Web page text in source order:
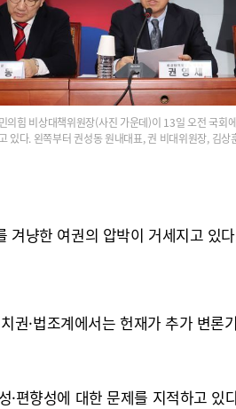
의힘 비상대책위원장(사진 가운데)이 13일 오전 국회
있다. 왼쪽부터 권성동 원내대표, 권 비대위원장, 김
냥한 여권의 압박이 거세지고
·법조계에서는 헌재가 추가 변
편향성에 대한 문제를 지적하고 있